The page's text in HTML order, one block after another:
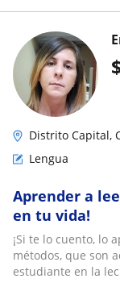
Distrito Capital,
Lengua
Aprender a
en tu vida!
¡Si te lo cuento, lo
métodos, que son
estudiante en la